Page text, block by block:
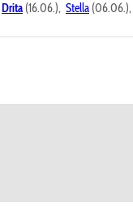
Drita (16.06.), Stella (06.06.),